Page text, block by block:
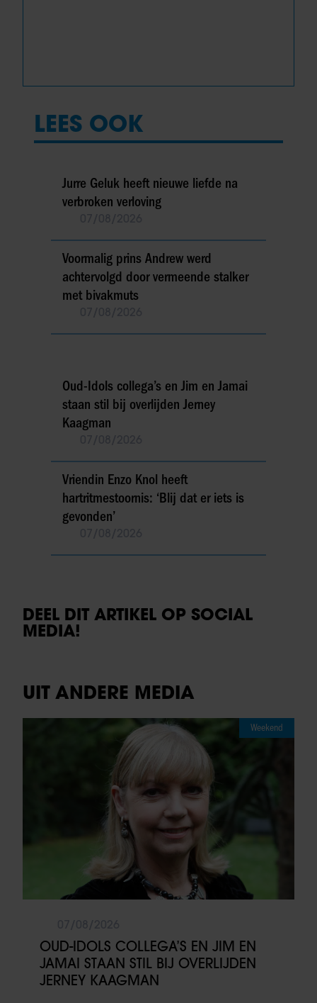
LEES OOK
Jurre Geluk heeft nieuwe liefde na
verbroken verloving
Voormalig prins Andrew werd
achtervolgd door vermeende stalker
met bivakmuts
Oud-Idols collega’s en Jim en Jamai
staan stil bij overlijden Jerney
Kaagman
Vriendin Enzo Knol heeft
hartritmestoornis: ‘Blij dat er iets is
gevonden’
DEEL DIT ARTIKEL OP SOCIAL
MEDIA!
UIT ANDERE MEDIA
Weekend
OUD-IDOLS COLLEGA’S EN JIM EN
JAMAI STAAN STIL BIJ OVERLIJDEN
JERNEY KAAGMAN